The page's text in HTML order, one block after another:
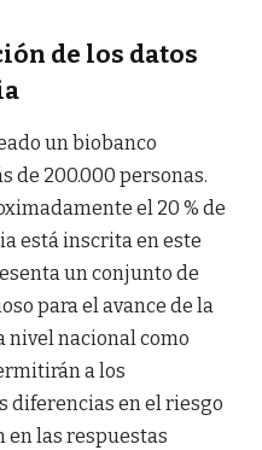
de los datos
un biobanco
de 200.000 personas.
el 20 % de
está inscrita en este
un conjunto de
para el avance de la
nivel nacional como
a los
diferencias en el riesgo
en las respuestas